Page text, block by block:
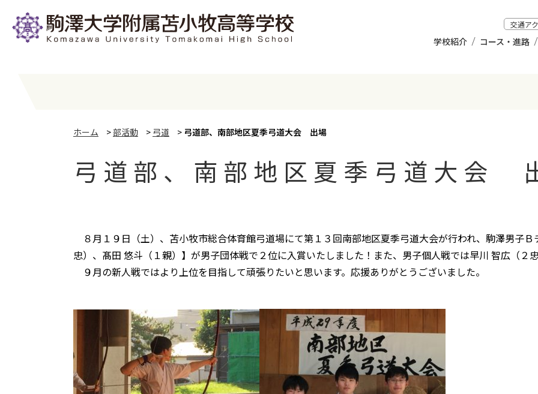
交通ア
学校紹介 コース・進路
ホーム >部活動 > 弓道 > 弓道部、南部地区夏季弓道大会 出場
弓道部、南部地区夏季弓道大会
８月１９日（土）、苫小牧市総合体育館弓道場にて第１３回南部地区夏季弓道大会が行われ、駒澤男子
忠）、髙田 悠斗（１親）】が男子団体戦で２位に入賞いたしました！また、男子個人戦では早川 智広（２
９月の新人戦ではより上位を目指して頑張りたいと思います。応援ありがとうございました。